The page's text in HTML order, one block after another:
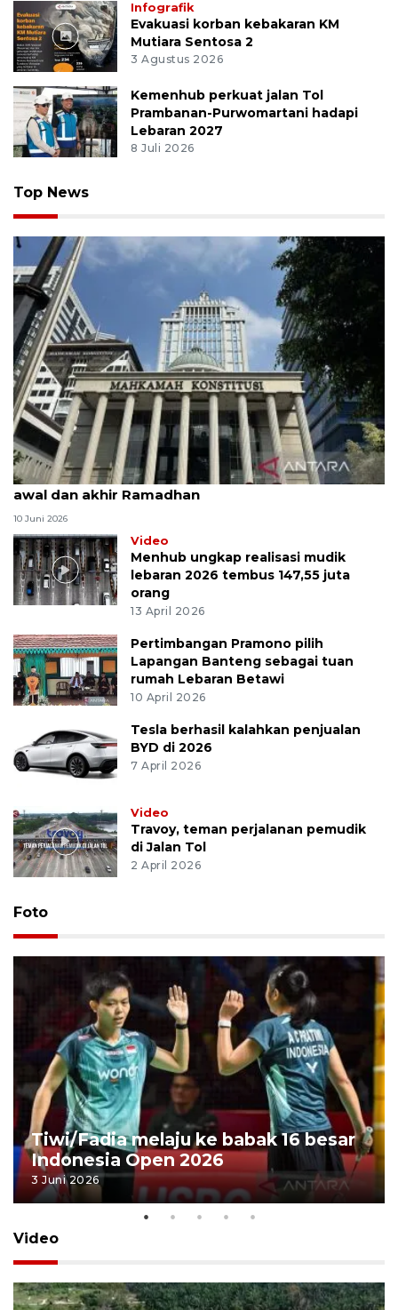
Infografik
Evakuasi korban kebakaran KM
Mutiara Sentosa 2
3 Agustus 2026
Kemenhub perkuat jalan Tol
Prambanan-Purwomartani hadapi
Lebaran 2027
8 Juli 2026
Top News
MK uji materi UU Peradilan Agama perihal isbat
awal dan akhir Ramadhan
10 Juni 2026
Video
Menhub ungkap realisasi mudik
lebaran 2026 tembus 147,55 juta
orang
13 April 2026
Pertimbangan Pramono pilih
Lapangan Banteng sebagai tuan
rumah Lebaran Betawi
10 April 2026
Tesla berhasil kalahkan penjualan
BYD di 2026
7 April 2026
Video
Travoy, teman perjalanan pemudik
di Jalan Tol
2 April 2026
Foto
Tiwi/Fadia melaju ke babak 16 besar
Indonesia Open 2026
3 Juni 2026
Video